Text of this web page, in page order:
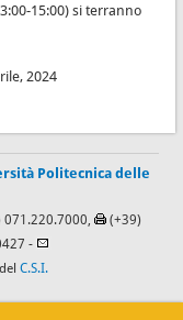
15:00) si terranno
2024
Politecnica delle
(+39)
-
C.S.I.